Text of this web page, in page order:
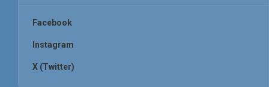
Facebook
Instagram
X (Twitter)